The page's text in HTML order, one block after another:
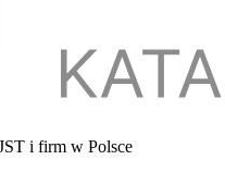
i firm w Polsce